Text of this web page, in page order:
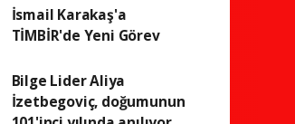
İsmail Karakaş'a
TİMBİR'de Yeni Görev
Bilge Lider Aliya
İzetbegoviç, doğumunun